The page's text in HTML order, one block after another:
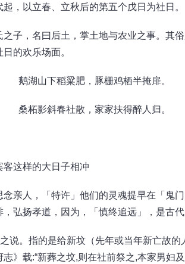
，以立春、立秋后的第五个戊日为社日。
，名曰后土，掌土地与农业之事。其俗
的欢乐场面。
鹅湖山下稻粱肥，豚栅鸡栖半掩扉。
桑柘影斜春社散，家家扶得醉人归。
这样的大日子相冲
亲人，「特许」他们的灵魂提早在「鬼
弘扬孝道，因为，「慎终追远」，是古代
说。指的是给新坟（先年或当年新亡故的
》载:“新葬之坟,则在社前祭之,本家男妇